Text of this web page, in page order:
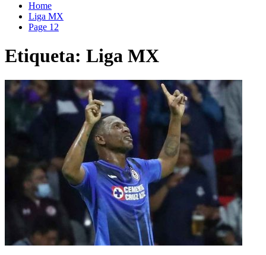
Home
Liga MX
Page 12
Etiqueta: Liga MX